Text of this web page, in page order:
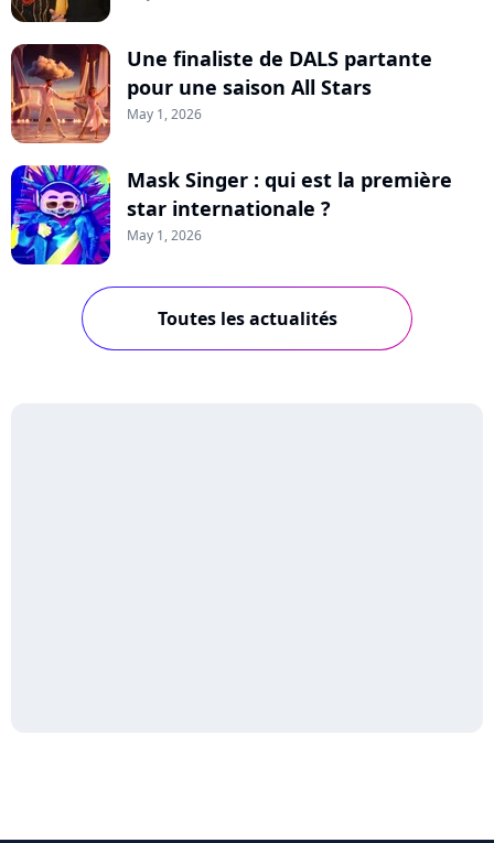
Une finaliste de DALS partante
pour une saison All Stars
May 1, 2026
Mask Singer : qui est la première
star internationale ?
May 1, 2026
Toutes les actualités